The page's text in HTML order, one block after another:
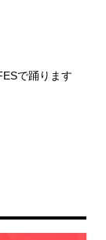
で踊ります